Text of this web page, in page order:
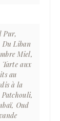
Pur,
Du Liban
Miel,
Tarte aux
au
à la
Patchouli,
Oud